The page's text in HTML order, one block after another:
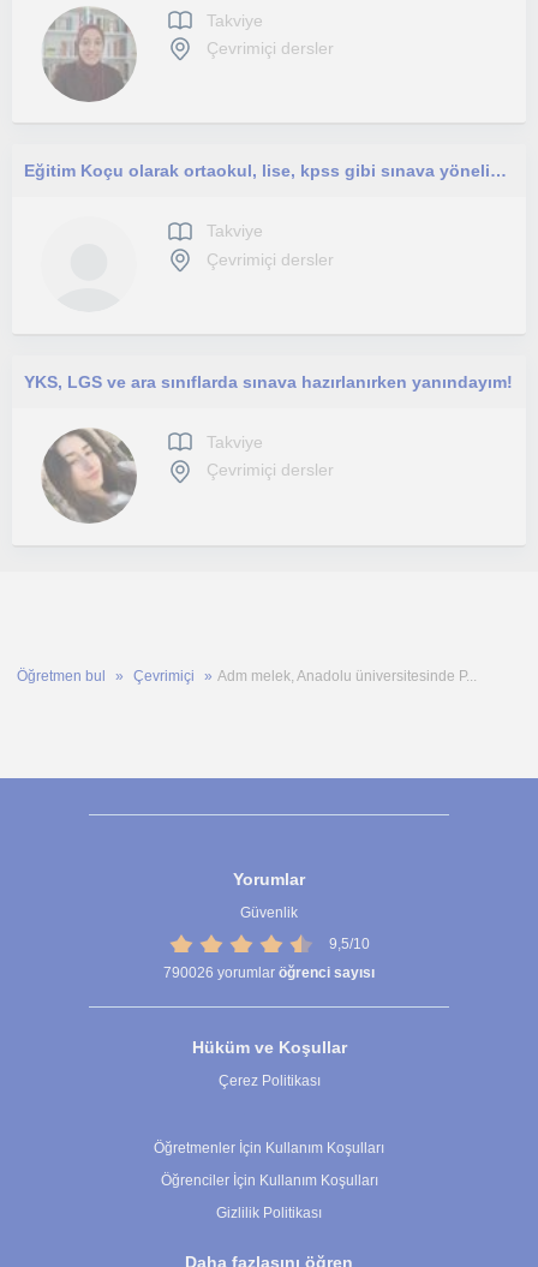
Takviye
Çevrimiçi dersler
Eğitim Koçu olarak ortaokul, lise, kpss gibi sınava yönelik hazırlığa ihtiyaç duyan öğrencilere rehberlik ediyorum.
Takviye
Çevrimiçi dersler
YKS, LGS ve ara sınıflarda sınava hazırlanırken yanındayım!
Takviye
Çevrimiçi dersler
Öğretmen bul Çevrimiçi Adm melek, Anadolu üniversitesinde P...
Yorumlar
Güvenlik
9,5/10
790026 yorumlar öğrenci sayısı
Hüküm ve Koşullar
Çerez Politikası
Öğretmenler İçin Kullanım Koşulları
Öğrenciler İçin Kullanım Koşulları
Gizlilik Politikası
Daha fazlasını öğren